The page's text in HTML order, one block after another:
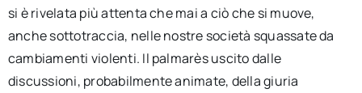
si è rivelata più attenta che mai a ciò che si muove,
anche sottotraccia, nelle nostre società squassate da
cambiamenti violenti. Il palmarès uscito dalle
discussioni, probabilmente animate, della giuria